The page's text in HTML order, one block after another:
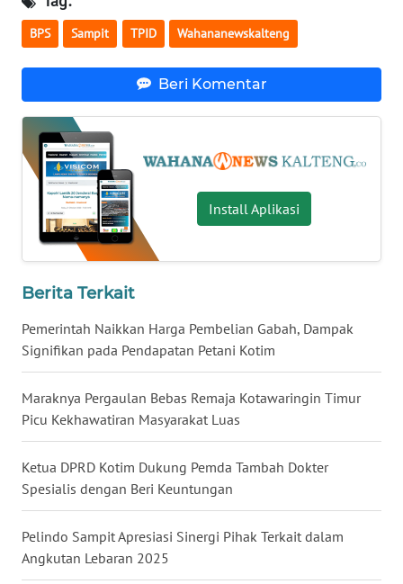
BPS Sampit TPID Wahananewskalteng
Beri Komentar
Install Aplikasi
Berita Terkait
Pemerintah Naikkan Harga Pembelian Gabah, Dampak
Signifikan pada Pendapatan Petani Kotim
Maraknya Pergaulan Bebas Remaja Kotawaringin Timur
Picu Kekhawatiran Masyarakat Luas
Ketua DPRD Kotim Dukung Pemda Tambah Dokter
Spesialis dengan Beri Keuntungan
Pelindo Sampit Apresiasi Sinergi Pihak Terkait dalam
Angkutan Lebaran 2025
WN
WN
WN
JATIM
WN
BALI
KALBAR
WN
KALTENG
WN